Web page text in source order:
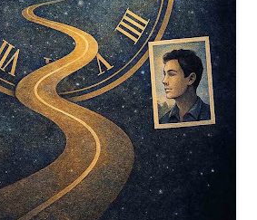
കഥയല്ല— നീതിക്ക് വേണ്ടി
ഒരു യുദ്ധത്തിന്‍റെ കഥയാണ്.
കൽപ്പിതകഥയല്ല. ഇത് ഒരു
ഈ സംഭവങ്ങളെക്കുറിച്ച്
വഴികൾ തുറന്നിട്ടില്ല. നീതി
യഥാർത്ഥ തീർപ്പ് ഇനിയും
author)